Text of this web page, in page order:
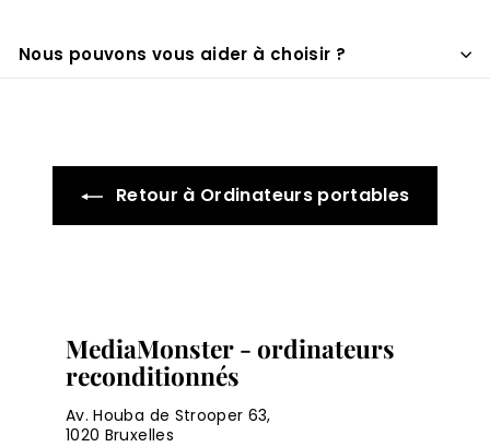
Nous pouvons vous aider à choisir ?
Retour à Ordinateurs portables
MediaMonster - ordinateurs
reconditionnés
Av. Houba de Strooper 63,
1020 Bruxelles